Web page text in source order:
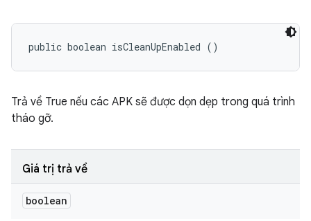
public boolean isCleanUpEnabled ()
Trả về True nếu các APK sẽ được dọn dẹp trong quá trình
tháo gỡ.
Giá trị trả về
boolean